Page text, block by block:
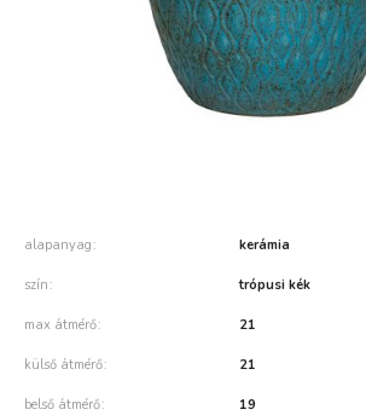
alapanyag kerámia
szín trópusi kék
max átmérő 21
külső átmérő 21
belső átmérő 19